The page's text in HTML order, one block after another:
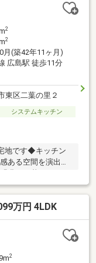
2
2
月(築42年11ヶ月)
広島駅 徒歩11分
東区二葉の里２
システムキッチン
地です◆キッチン
ある空間を演出◆
豊かで暮らしにゆ
◆建物面積：73.96
面キッチン
万円 4LDK
2